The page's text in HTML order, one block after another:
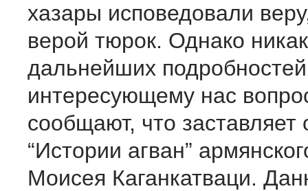
хазары исповедовали
верой тюрок. Однако
дальнейших
интересующему нас
сообщают, что заставляет
“Истории агван”
Моисея Каганкатваци.